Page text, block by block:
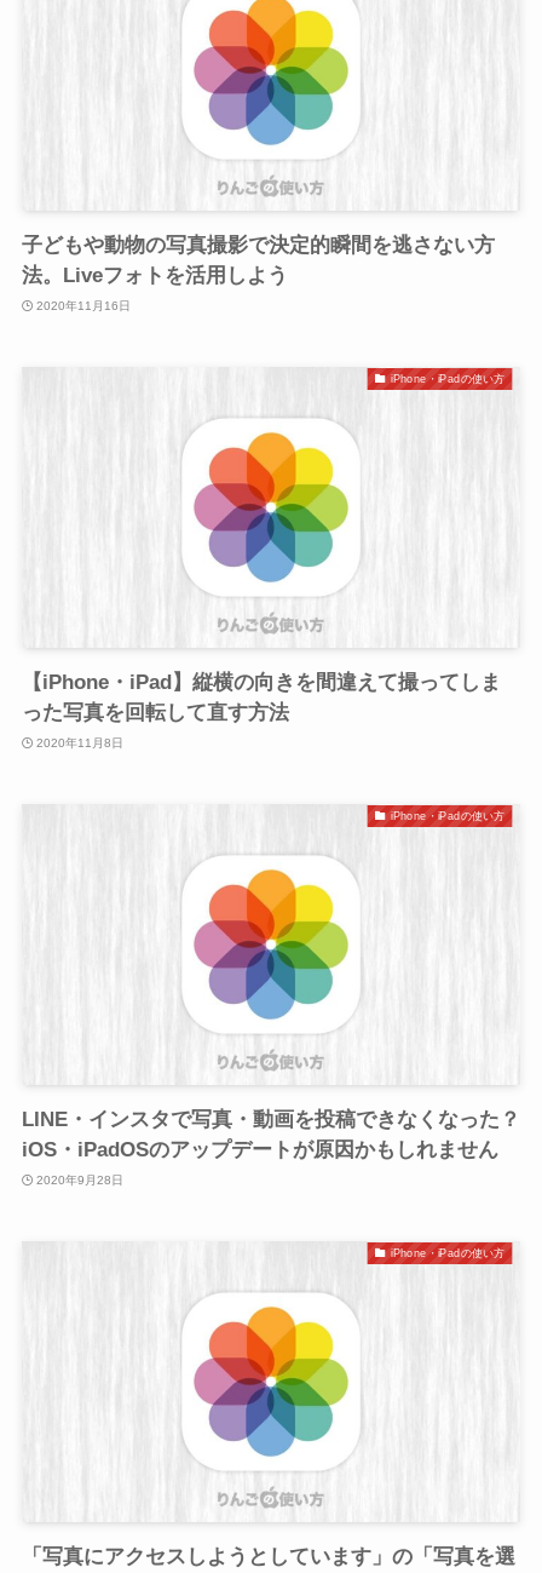
子どもや動物の写真撮影で決定的瞬間を逃さない方
法。Liveフォトを活用しよう
2020年11月16日
iPhone・iPadの使い方
【iPhone・iPad】縦横の向きを間違えて撮ってしま
った写真を回転して直す方法
2020年11月8日
iPhone・iPadの使い方
LINE・インスタで写真・動画を投稿できなくなった？
iOS・iPadOSのアップデートが原因かもしれません
2020年9月28日
iPhone・iPadの使い方
「写真にアクセスしようとしています」の「写真を選